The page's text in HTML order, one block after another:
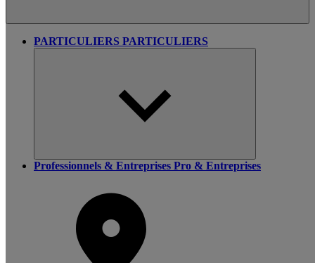
PARTICULIERS PARTICULIERS
Professionnels & Entreprises Pro & Entreprises